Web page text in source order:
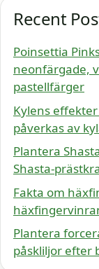
Recent
Poinsettia
neonfärgade,
pastellfärger
Kylens
påverkas av
Plantera
Shasta-
Fakta om
Plantera
påskliljor efter